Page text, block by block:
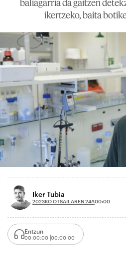
baliagarria da gaitzen
ikertzeko, baita
Iker Tubia
2023KO OTSAILAREN 24A00:00
Entzun
00:00:00 00:00:00